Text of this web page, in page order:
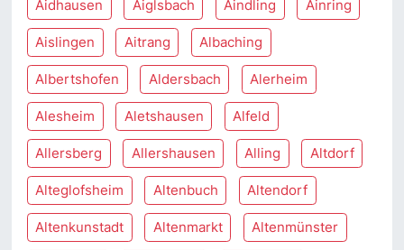
Aidhausen Aiglsbach Aindling Ainring
Aislingen Aitrang Albaching
Albertshofen Aldersbach Alerheim
Alesheim Aletshausen Alfeld
Allersberg Allershausen Alling Altdorf
Alteglofsheim Altenbuch Altendorf
Altenkunstadt Altenmarkt Altenmünster